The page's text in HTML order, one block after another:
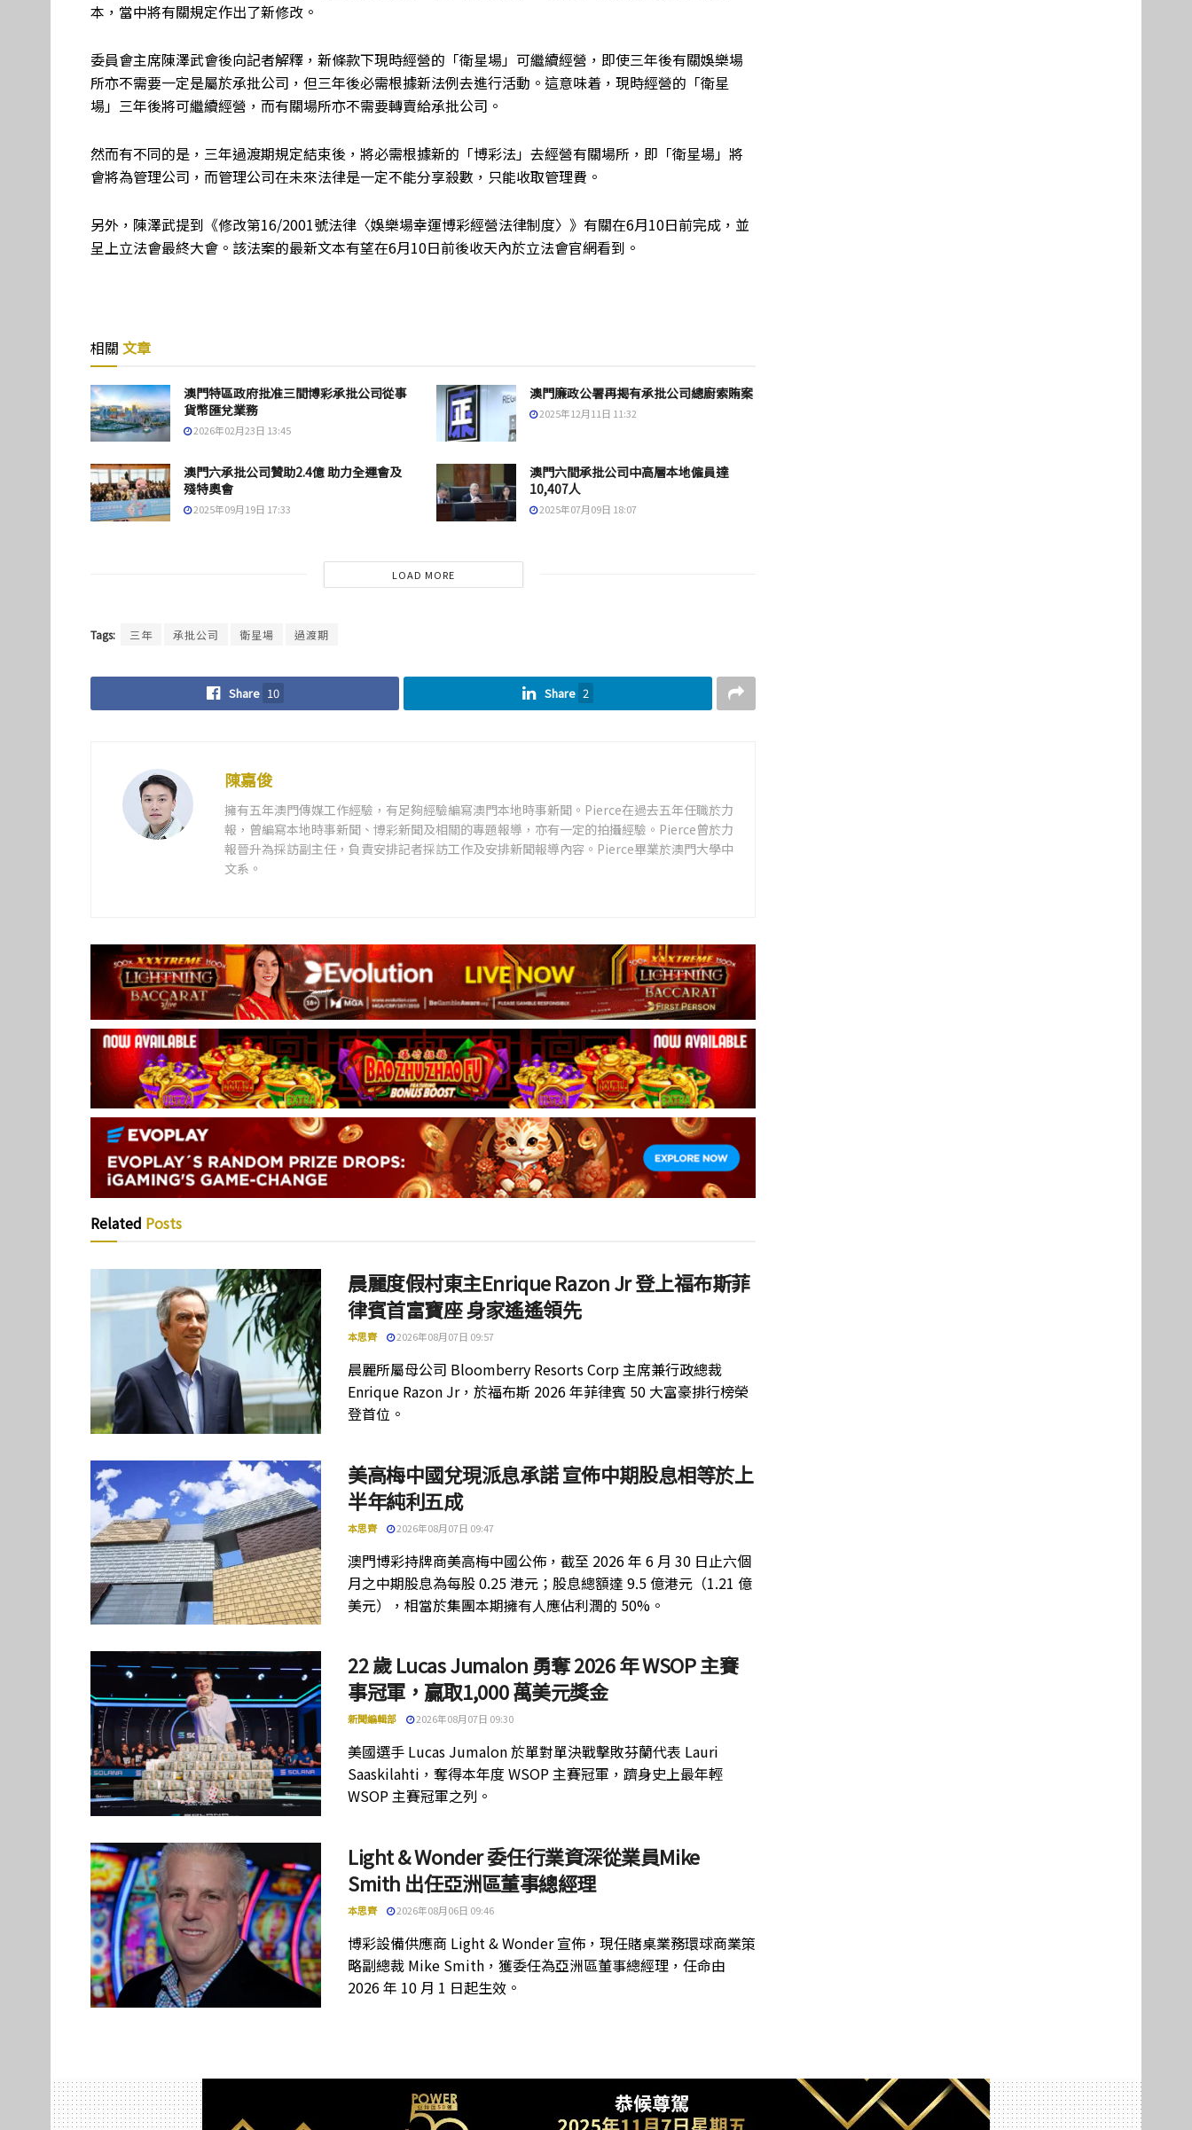
本，當中將有關規定作出了新修改。
委員會主席陳澤武會後向記者解釋，新條款下現時經營的「衛星場」可繼續經營，即使三年後有關娛樂場
所亦不需要一定是屬於承批公司，但三年後必需根據新法例去進行活動。這意味着，現時經營的「衛星
場」三年後將可繼續經營，而有關場所亦不需要轉賣給承批公司。
然而有不同的是，三年過渡期規定結束後，將必需根據新的「博彩法」去經營有關場所，即「衛星場」將
會將為管理公司，而管理公司在未來法律是一定不能分享殺數，只能收取管理費。
另外，陳澤武提到《修改第16/2001號法律〈娛樂場幸運博彩經營法律制度〉》有關在6月10日前完成，並
呈上立法會最終大會。該法案的最新文本有望在6月10日前後收天內於立法會官網看到。
相關 文章
澳門特區政府批准三間博彩承批公司從事
貨幣匯兌業務
2026年02月23日 13:45
澳門廉政公署再揭有承批公司總廚索賄案
2025年12月11日 11:32
澳門六承批公司贊助2.4億 助力全運會及
殘特奧會
2025年09月19日 17:33
澳門六間承批公司中高層本地僱員達
10,407人
2025年07月09日 18:07
LOAD MORE
Tags: 三年 承批公司 衛星場 過渡期
Share 10 Share 2
陳嘉俊
擁有五年澳門傳媒工作經驗，有足夠經驗編寫澳門本地時事新聞。Pierce在過去五年任職於力
報，曾編寫本地時事新聞、博彩新聞及相關的專題報導，亦有一定的拍攝經驗。Pierce曾於力
報晉升為採訪副主任，負責安排記者採訪工作及安排新聞報導內容。Pierce畢業於澳門大學中
文系。
Related Posts
晨麗度假村東主Enrique Razon Jr 登上福布斯菲
律賓首富寶座 身家遙遙領先
本思齊 2026年08月07日 09:57
晨麗所屬母公司 Bloomberry Resorts Corp 主席兼行政總裁
Enrique Razon Jr，於福布斯 2026 年菲律賓 50 大富豪排行榜榮
登首位。
美高梅中國兌現派息承諾 宣佈中期股息相等於上
半年純利五成
本思齊 2026年08月07日 09:47
澳門博彩持牌商美高梅中國公佈，截至 2026 年 6 月 30 日止六個
月之中期股息為每股 0.25 港元；股息總額達 9.5 億港元（1.21 億
美元），相當於集團本期擁有人應佔利潤的 50%。
22 歲 Lucas Jumalon 勇奪 2026 年 WSOP 主賽
事冠軍，贏取1,000 萬美元獎金
新聞編輯部 2026年08月07日 09:30
美國選手 Lucas Jumalon 於單對單決戰擊敗芬蘭代表 Lauri
Saaskilahti，奪得本年度 WSOP 主賽冠軍，躋身史上最年輕
WSOP 主賽冠軍之列。
Light & Wonder 委任行業資深從業員Mike
Smith 出任亞洲區董事總經理
本思齊 2026年08月06日 09:46
博彩設備供應商 Light & Wonder 宣佈，現任賭桌業務環球商業策
略副總裁 Mike Smith，獲委任為亞洲區董事總經理，任命由
2026 年 10 月 1 日起生效。